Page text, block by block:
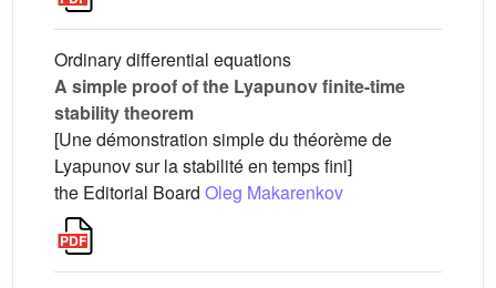
Ordinary differential equations
A simple proof of the Lyapunov finite-time
stability theorem
[Une démonstration simple du théorème de
Lyapunov sur la stabilité en temps fini]
the Editorial Board Oleg Makarenkov